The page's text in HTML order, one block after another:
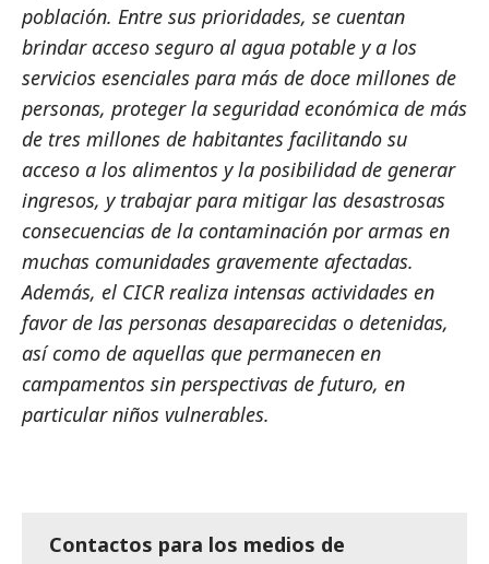
población. Entre sus prioridades, se cuentan
brindar acceso seguro al agua potable y a los
servicios esenciales para más de doce millones de
personas, proteger la seguridad económica de más
de tres millones de habitantes facilitando su
acceso a los alimentos y la posibilidad de generar
ingresos, y trabajar para mitigar las desastrosas
consecuencias de la contaminación por armas en
muchas comunidades gravemente afectadas.
Además, el CICR realiza intensas actividades en
favor de las personas desaparecidas o detenidas,
así como de aquellas que permanecen en
campamentos sin perspectivas de futuro, en
particular niños vulnerables.
Contactos para los medios de